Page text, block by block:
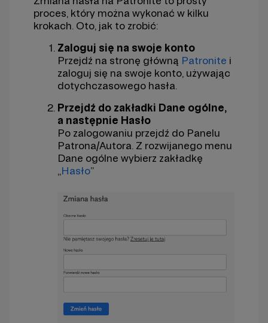
proces, który można wykonać w kilku
krokach. Oto, jak to zrobić:
Zaloguj się na swoje konto
Przejdź na stronę główną Patronite i
zaloguj się na swoje konto, używając
dotychczasowego hasła.
Przejdź do zakładki Dane ogólne,
a następnie Hasło
Po zalogowaniu przejdź do Panelu
Patrona/Autora. Z rozwijanego menu
Dane ogólne wybierz zakładkę
Hasło”